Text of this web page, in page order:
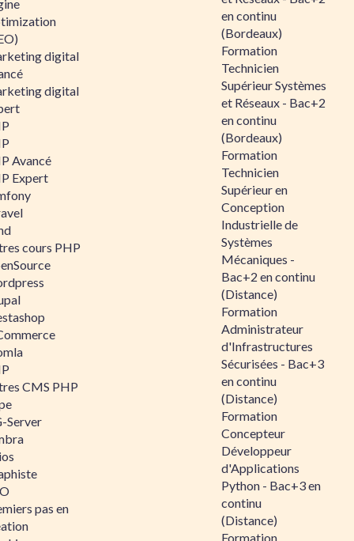
digital
digital
Avancé
Expert
cours PHP
CMS PHP
Server
pas en
en continu
(Bordeaux)
Formation
Technicien
Supérieur Systèmes
et Réseaux - Bac+2
en continu
(Bordeaux)
Formation
Technicien
Supérieur en
Conception
Industrielle de
Systèmes
Mécaniques -
Bac+2 en continu
(Distance)
Formation
Administrateur
d'Infrastructures
Sécurisées - Bac+3
en continu
(Distance)
Formation
Concepteur
Développeur
d'Applications
Python - Bac+3 en
continu
(Distance)
Formation